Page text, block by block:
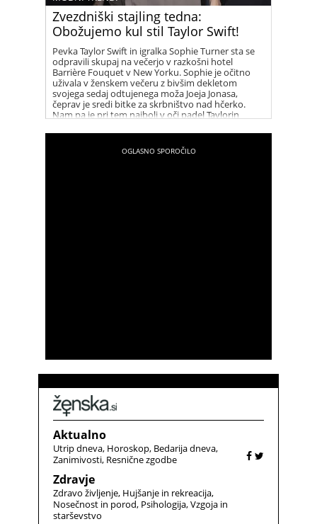
Zvezdniški stajling tedna:
Obožujemo kul stil Taylor Swift!
Pevka Taylor Swift in igralka Sophie Turner sta se
odpravili skupaj na večerjo v razkošni hotel
Barrière Fouquet v New Yorku. Sophie je očitno
uživala v ženskem večeru z bivšim dekletom
svojega sedaj odtujenega moža Joeja Jonasa,
čeprav je sredi bitke za skrbništvo nad hčerko.
Nam pa je pri tem najbolj v oči padel Taylorin
rdeča šminka in visoke pete. Popoln stajling za to
Aktualno
Utrip dneva Horoskop Bedarija dneva
Zanimivosti Resnične zgodbe
Zdravje
Zdravo življenje Hujšanje in rekreacija
Nosečnost in porod Psihologija Vzgoja in
starševstvo